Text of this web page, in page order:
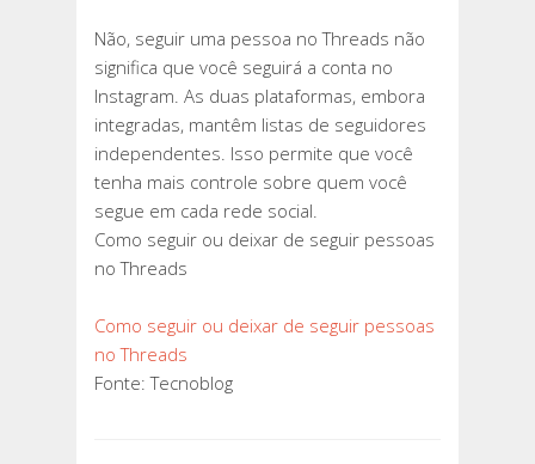
Não, seguir uma pessoa no Threads não
significa que você seguirá a conta no
Instagram. As duas plataformas, embora
integradas, mantêm listas de seguidores
independentes. Isso permite que você
tenha mais controle sobre quem você
segue em cada rede social.
Como seguir ou deixar de seguir pessoas
no Threads
Como seguir ou deixar de seguir pessoas
no Threads
Fonte: Tecnoblog